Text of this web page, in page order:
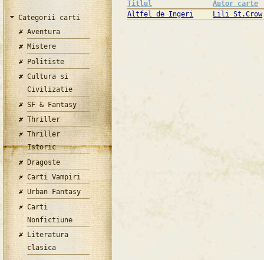
Categorii carti
Aventura
Mistere
Politiste
Cultura si
Civilizatie
SF & Fantasy
Thriller
Thriller
Istoric
Dragoste
Carti Vampiri
Urban Fantasy
Carti
Nonfictiune
Literatura
clasica
Titlul
Autor carte
Altfel de Ingeri
Lili St.Crow